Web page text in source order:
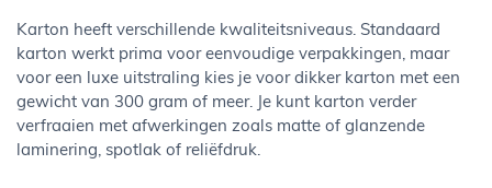
Karton heeft verschillende kwaliteitsniveaus. Standaard
karton werkt prima voor eenvoudige verpakkingen, maar
voor een luxe uitstraling kies je voor dikker karton met een
gewicht van 300 gram of meer. Je kunt karton verder
verfraaien met afwerkingen zoals matte of glanzende
laminering, spotlak of reliëfdruk.